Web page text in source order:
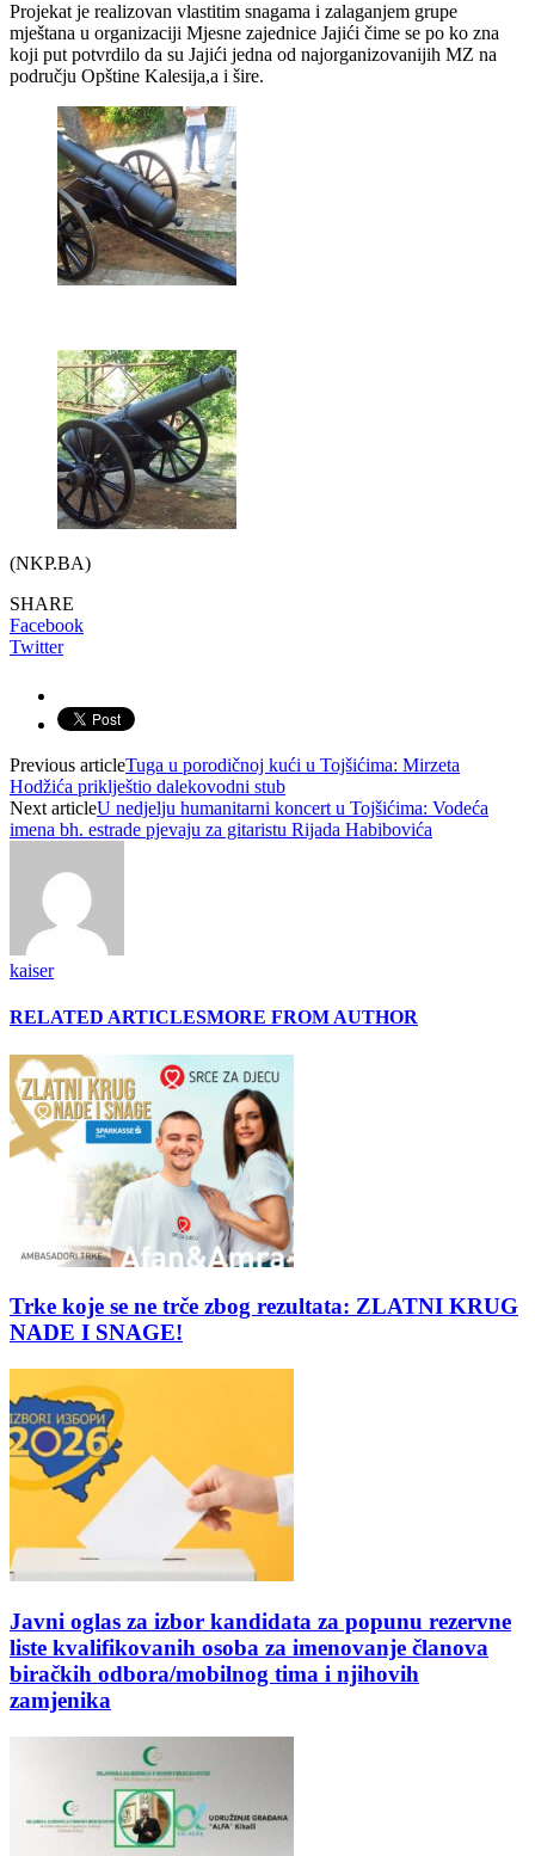
Projekat je realizovan vlastitim snagama i zalaganjem grupe
mještana u organizaciji Mjesne zajednice Jajići čime se po ko zna
koji put potvrdilo da su Jajići jedna od najorganizovanijih MZ na
području Opštine Kalesija,a i šire.
(NKP.BA)
SHARE
Facebook
Twitter
Previous articleTuga u porodičnoj kući u Tojšićima: Mirzeta
Hodžića priklještio dalekovodni stub
Next articleU nedjelju humanitarni koncert u Tojšićima: Vodeća
imena bh. estrade pjevaju za gitaristu Rijada Habibovića
kaiser
RELATED ARTICLESMORE FROM AUTHOR
Trke koje se ne trče zbog rezultata: ZLATNI KRUG
NADE I SNAGE!
Javni oglas za izbor kandidata za popunu rezervne
liste kvalifikovanih osoba za imenovanje članova
biračkih odbora/mobilnog tima i njihovih
zamjenika